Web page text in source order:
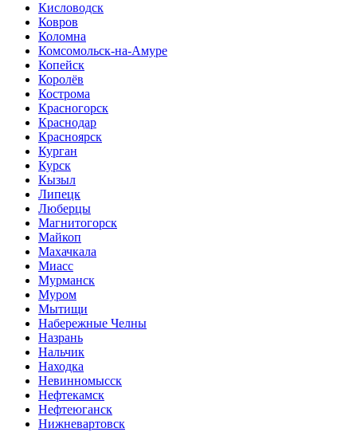
Кисловодск
Ковров
Коломна
Комсомольск-на-Амуре
Копейск
Королёв
Кострома
Красногорск
Краснодар
Красноярск
Курган
Курск
Кызыл
Липецк
Люберцы
Магнитогорск
Майкоп
Махачкала
Миасс
Мурманск
Муром
Мытищи
Набережные Челны
Назрань
Нальчик
Находка
Невинномысск
Нефтекамск
Нефтеюганск
Нижневартовск